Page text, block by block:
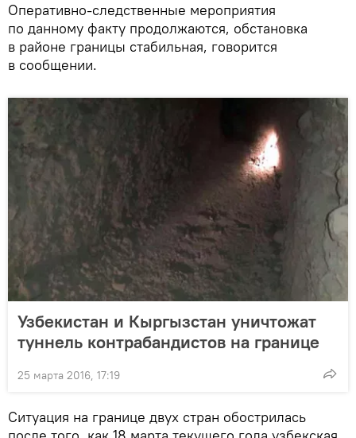
Оперативно-следственные мероприятия
по данному факту продолжаются, обстановка
в районе границы стабильная, говорится
в сообщении.
Узбекистан и Кыргызстан уничтожат
туннель контрабандистов на границе
25 марта 2016, 17:19
Ситуация на границе двух стран обострилась